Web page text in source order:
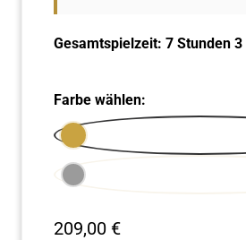
Gesamtspielzeit: 7 Stunden
Farbe wählen:
209,00 €